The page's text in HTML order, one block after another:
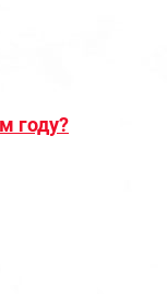
году?